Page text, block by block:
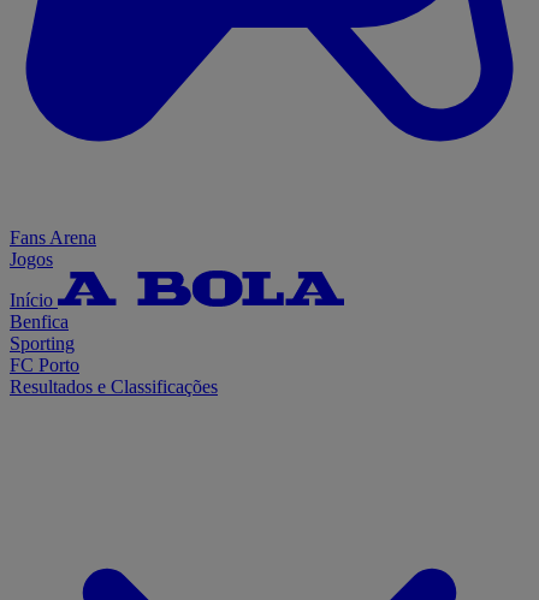
Fans Arena
Jogos
Início
Benfica
Sporting
FC Porto
Resultados e Classificações